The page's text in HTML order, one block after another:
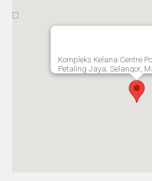
Kompleks Kelana Centre
Petaling Jaya, Selangor,